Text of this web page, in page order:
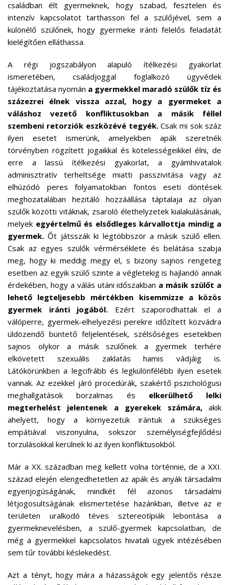
családban élt gyermeknek, hogy szabad, fesztelen és
intenzív kapcsolatot tarthasson fel a szülőjével, sem a
különélő szülőnek, hogy gyermeke iránti felelős feladatát
kielégítően elláthassa.
A régi jogszabályon alapuló ítélkezési gyakorlat
ismeretében, családjoggal foglalkozó ügyvédek
tájékoztatása nyomán a gyermekkel maradó szülők tíz és
százezrei élnek vissza azzal, hogy a gyermeket a
váláshoz vezető konfliktusokban a másik féllel
szembeni retorziók eszközévé tegyék.Csak mi sok száz
ilyen esetet ismerünk, amelyekben apák szeretnék
törvényben rögzített jogaikkal és kötelességeikkel élni, de
erre a lassú ítélkezési gyakorlat, a gyámhivatalok
adminisztratív terheltsége miatti passzivitása vagy az
elhúzódó peres folyamatokban fontos eseti döntések
meghozatalában hezitáló hozzáállása táptalaja az olyan
szülők közötti vitáknak, zsaroló élethelyzetek kialakulásának,
melyek egyértelmű és elsődleges kárvallottja mindig a
gyermek. Őt játsszák ki legtöbbször a másik szülő ellen.
Csak az egyes szülők vérmérséklete és belátása szabja
meg, hogy ki meddig megy el, s bizony sajnos rengeteg
esetben az egyik szülő szinte a végletekig is hajlandó annak
érdekében, hogy a válás utáni időszakban a másik szülőt a
lehető legteljesebb mértékben kisemmizze a közös
gyermek iránti jogából. Ezért szaporodhattak el a
válóperre, gyermek-elhelyezési perekre időzített közvádra
üldözendő büntető feljelentések, szélsőséges esetekben
sajnos olykor a másik szülőnek a gyermek terhére
elkövetett szexuális zaklatás hamis vádjáig is.
Látókörünkben a legcifrább és legkülönfélébb ilyen esetek
vannak. Az ezekkel járó procedúrák, szakértő pszichológusi
meghallgatások borzalmas és elkerülhető lelki
megterhelést jelentenek a gyerekek számára,akik
ahelyett, hogy a környezetük irántuk a szükséges
empátiával viszonyulna, sokszor személyiségfejlődési
torzulásokkal kerülnek ki az ilyen konfliktusokból.
Már a XX. században meg kellett volna történnie, de a XXI.
század elején elengedhetetlen az apák és anyák társadalmi
egyenjogúságának, mindkét fél azonos társadalmi
létjogosultságának elismertetése hazánkban, illetve az e
területen uralkodó téves sztereotípiák lebontása a
gyermeknevelésben, a szülő-gyermek kapcsolatban, de
még a gyermekkel kapcsolatos hivatali ügyek intézésében
sem tűr további késlekedést.
Azt a tényt, hogy mára a házasságok egy jelentős része